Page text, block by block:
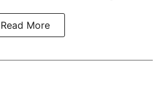
Read More